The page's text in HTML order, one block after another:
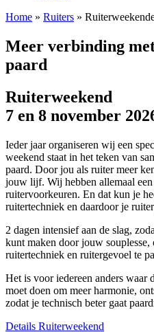
Home » Ruiters »
Meer verbinding
paard
Ruiterweekend
7 en 8 november
Ieder jaar organiseren wij een
weekend staat in het teken van
paard. Door jou als ruiter meer
jouw lijf. Wij hebben allemaal
ruitervoorkeuren. En dat kun je
ruitertechniek en daardoor je
2 dagen intensief aan de slag,
kunt maken door jouw souplesse,
ruitertechniek en ruitergevoel te
Het is voor iedereen anders waar
moet doen om meer harmonie,
zodat je technisch beter gaat
Details Ruiterweekend